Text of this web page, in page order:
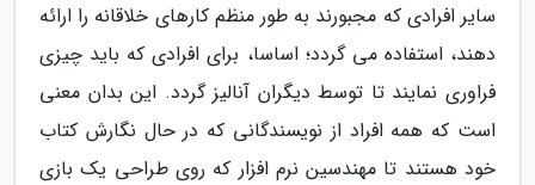
سایر افرادی که مجبورند به طور منظم کارهای خلاقانه را ارائه
دهند، استفاده می گردد؛ اساسا، برای افرادی که باید چیزی
فراوری نمایند تا توسط دیگران آنالیز گردد. این بدان معنی
است که همه افراد از نویسندگانی که در حال نگارش کتاب
خود هستند تا مهندسین نرم افزار که روی طراحی یک بازی